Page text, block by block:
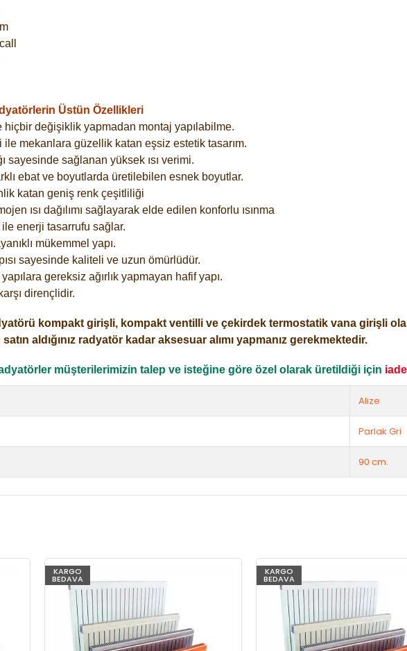
Üstün Özellikleri
değişiklik yapmadan montaj yapılabilme.
mekanlara güzellik katan eşsiz estetik tasarım.
sayesinde sağlanan yüksek ısı verimi.
ebat ve boyutlarda üretilebilen esnek boyutlar.
katan geniş renk çeşitliliği
ısı dağılımı sağlayarak elde edilen konforlu ısınma
enerji tasarrufu sağlar.
mükemmel yapı.
sayesinde kaliteli ve uzun ömürlüdür.
gereksiz ağırlık yapmayan hafif yapı.
dirençlidir.
kompakt girişli, kompakt ventilli ve çekirdek termostatik vana girişli
aldığınız radyatör kadar aksesuar alımı yapmanız gerekmektedir.
müşterilerimizin talep ve isteğine göre özel olarak üretildiği için
Alize
Parlak Gri
90 cm.
KARGO
BEDAVA
KARGO
BEDAVA